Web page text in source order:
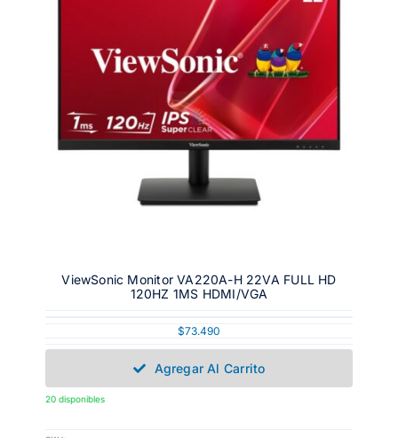
ViewSonic Monitor VA220A-H 22VA FULL HD
120HZ 1MS HDMI/VGA
$73.490
Agregar Al Carrito
20 disponibles